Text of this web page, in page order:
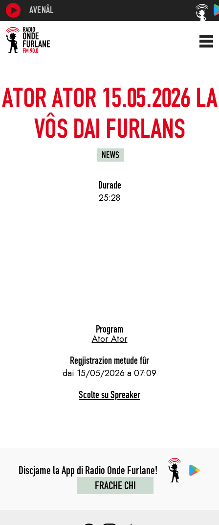
AVENÂL
ATOR ATOR 15.05.2026 LA
VÔS DAI FURLANS
NEWS
Durade
25:28
Program
Ator Ator
Regjistrazion metude fûr
dai 15/05/2026 a 07:09
Scolte su Spreaker
Discjame la App di Radio Onde Furlane!
FRACHE CHI